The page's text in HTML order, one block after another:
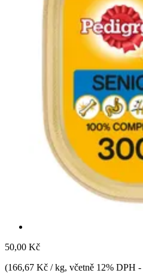
50,00 Kč
(166,67 Kč / kg, včetně 12% DPH -